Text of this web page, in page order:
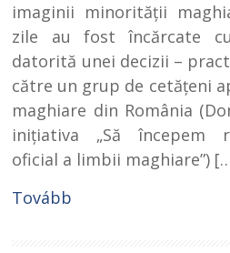
imaginii minorităţii
zile au fost încărcate
datorită unei decizii –
către un grup de cetăţeni
maghiare din România
iniţiativa „Să începem
oficial a limbii maghiare”)
Tovább